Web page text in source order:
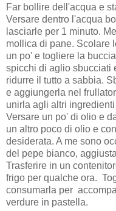
Far bollire dell'acqua e
Versare dentro l'acqua
lasciarle per 1 minuto.
mollica di pane. Scolare
un po' e togliere la
spicchi di aglio sbucciati
ridurre il tutto a sabbia.
e aggiungerla nel
unirla agli altri
Versare un po' di olio e
un altro poco di olio e
desiderata. A me sono
del pepe bianco,
Trasferire in un
frigo per qualche ora.
consumarla per
verdure in pastella.